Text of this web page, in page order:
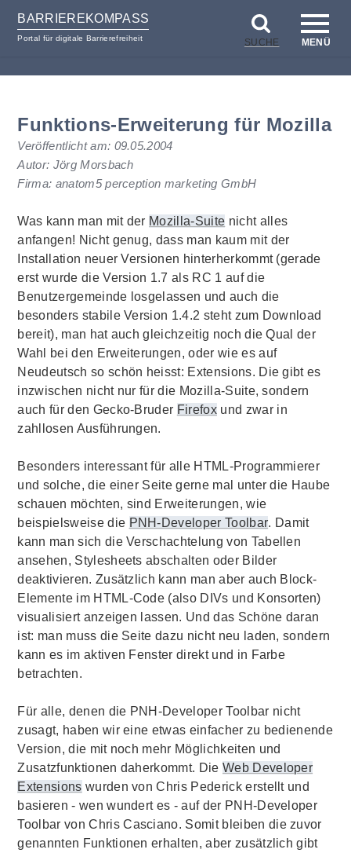
BARRIEREKOMPASS
Portal für digitale Barrierefreiheit SUCHE MENÜ
Funktions-Erweiterung für Mozilla
Veröffentlicht am: 09.05.2004
Autor: Jörg Morsbach
Firma: anatom5 perception marketing GmbH
Was kann man mit der Mozilla-Suite nicht alles
anfangen! Nicht genug, dass man kaum mit der
Installation neuer Versionen hinterherkommt (gerade
erst wurde die Version 1.7 als RC 1 auf die
Benutzergemeinde losgelassen und auch die
besonders stabile Version 1.4.2 steht zum Download
bereit), man hat auch gleichzeitig noch die Qual der
Wahl bei den Erweiterungen, oder wie es auf
Neudeutsch so schön heisst: Extensions. Die gibt es
inzwischen nicht nur für die Mozilla-Suite, sondern
auch für den Gecko-Bruder Firefoxund zwar in
zahllosen Ausführungen.
Besonders interessant für alle HTML-Programmierer
und solche, die einer Seite gerne mal unter die Haube
schauen möchten, sind Erweiterungen, wie
beispielsweise die PNH-Developer Toolbar. Damit
kann man sich die Verschachtelung von Tabellen
ansehen, Stylesheets abschalten oder Bilder
deaktivieren. Zusätzlich kann man aber auch Block-
Elemente im HTML-Code (also DIVs und Konsorten)
visualisiert anzeigen lassen. Und das Schöne daran
ist: man muss die Seite dazu nicht neu laden, sondern
kann es im aktiven Fenster direkt und in Farbe
betrachten.
Für alle, denen die PNH-Developer Toolbar nicht
zusagt, haben wir eine etwas einfacher zu bedienende
Version, die mit noch mehr Möglichkeiten und
Zusatzfunktionen daherkommt. Die Web Developer
Extensions wurden vonChris Pederickerstellt und
basieren - wen wundert es - auf der PNH-Developer
Toolbar vonChris Casciano. Somit bleiben die zuvor
genannten Funktionen erhalten, aber zusätzlich gibt